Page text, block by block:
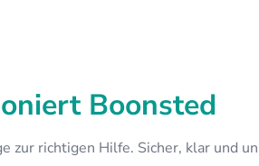
Boonsted
zur richtigen Hilfe. Sicher, klar und